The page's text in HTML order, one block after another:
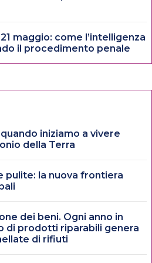
maggio: come l’intelligenza
il procedimento penale
iniziamo a vivere
della Terra
pulite: la nuova frontiera
dei beni. Ogni anno in
di prodotti riparabili genera
di rifiuti